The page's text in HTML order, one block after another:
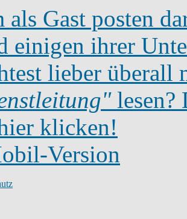
als Gast posten
einigen ihrer
lieber überall
lesen?
klicken!
Version